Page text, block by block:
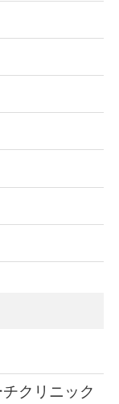
クリニック